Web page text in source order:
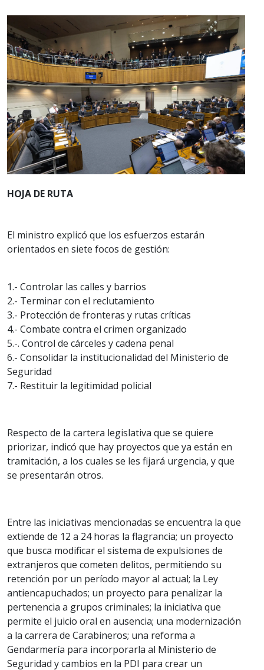
HOJA DE RUTA
El ministro explicó que los esfuerzos estarán
orientados en siete focos de gestión:
1.- Controlar las calles y barrios
2.- Terminar con el reclutamiento
3.- Protección de fronteras y rutas críticas
4.- Combate contra el crimen organizado
5.-. Control de cárceles y cadena penal
6.- Consolidar la institucionalidad del Ministerio de
Seguridad
7.- Restituir la legitimidad policial
Respecto de la cartera legislativa que se quiere
priorizar, indicó que hay proyectos que ya están en
tramitación, a los cuales se les fijará urgencia, y que
se presentarán otros.
Entre las iniciativas mencionadas se encuentra la que
extiende de 12 a 24 horas la flagrancia; un proyecto
que busca modificar el sistema de expulsiones de
extranjeros que cometen delitos, permitiendo su
retención por un período mayor al actual; la Ley
antiencapuchados; un proyecto para penalizar la
pertenencia a grupos criminales; la iniciativa que
permite el juicio oral en ausencia; una modernización
a la carrera de Carabineros; una reforma a
Gendarmería para incorporarla al Ministerio de
Seguridad y cambios en la PDI para crear un